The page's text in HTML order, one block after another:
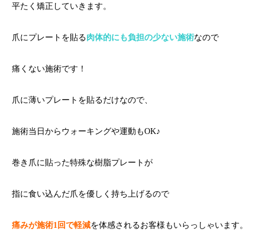
平たく矯正していきます。
爪にプレートを貼る肉体的にも負担の少ない施術なので
痛くない施術です！
爪に薄いプレートを貼るだけなので、
施術当日からウォーキングや運動もOK♪
巻き爪に貼った特殊な樹脂プレートが
指に食い込んだ爪を優しく持ち上げるので
痛みが施術1回で軽減を体感されるお客様もいらっしゃいます。